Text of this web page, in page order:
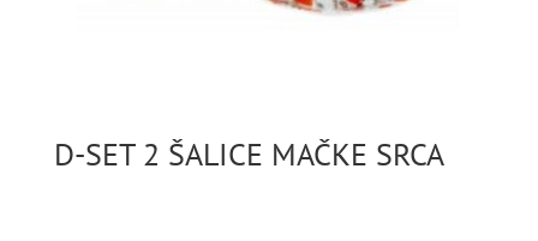
D-SET 2 ŠALICE MAČKE SRCA